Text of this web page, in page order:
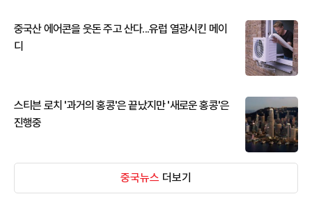
중국산 에어콘을 웃돈 주고 산다...유럽 열광시킨 메이
디
스티븐 로치 '과거의 홍콩'은 끝났지만 '새로운 홍콩'은
진행중
중국뉴스 더보기